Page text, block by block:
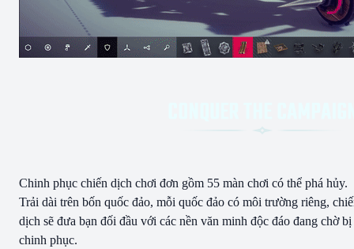
Chinh phục chiến dịch chơi đơn gồm 55 màn chơi có thể phá hủy.
Trải dài trên bốn quốc đảo, mỗi quốc đảo có môi trường riêng,
dịch sẽ đưa bạn đối đầu với các nền văn minh độc đáo đang chờ bị
chinh phục.